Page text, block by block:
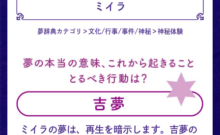
ミイラ
夢辞典カテゴリ 文化/行事/事件/神秘 神秘体験
ミイラの夢は、再生を暗示します。吉夢の